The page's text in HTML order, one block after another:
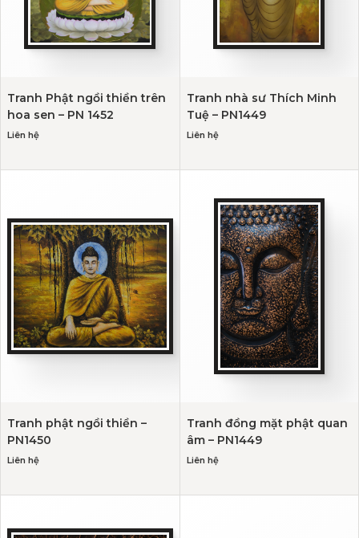
Tranh Phật ngồi thiền trên
hoa sen – PN 1452
Liên hệ
Tranh nhà sư Thích Minh
Tuệ – PN1449
Liên hệ
Tranh phật ngồi thiền –
PN1450
Liên hệ
Tranh đồng mặt phật quan
âm – PN1449
Liên hệ